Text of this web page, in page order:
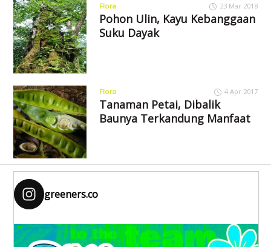
Flora 23 Mar 2018
Pohon Ulin, Kayu Kebanggaan
Suku Dayak
Flora 4 Apr 2017
Tanaman Petai, Dibalik
Baunya Terkandung Manfaat
greeners.co